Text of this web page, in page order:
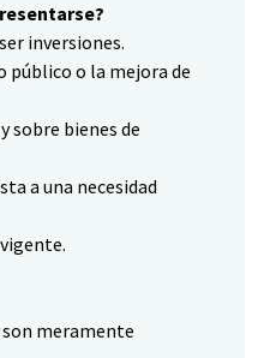
inversiones.
público o la mejora de
sobre bienes de
a una necesidad
son meramente